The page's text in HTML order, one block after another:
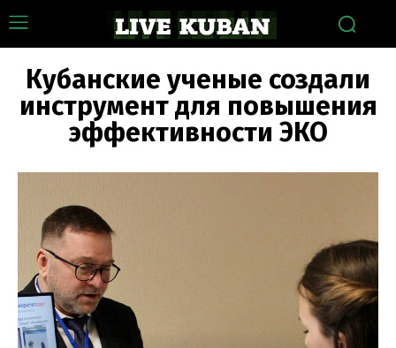
Кубанские ученые создали
инструмент для повышения
эффективности ЭКО